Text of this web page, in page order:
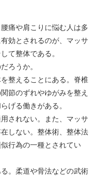
痛や肩こりに悩む人は多
効とされるのが、マッサ
て整体である。
ろうか。
整えることにある。脊椎
節のずれやゆがみを整え
げる働きがある。
されない。また、マッサ
しない。整体術、整体法
行為の一種とされてい
。柔道や骨法などの武術